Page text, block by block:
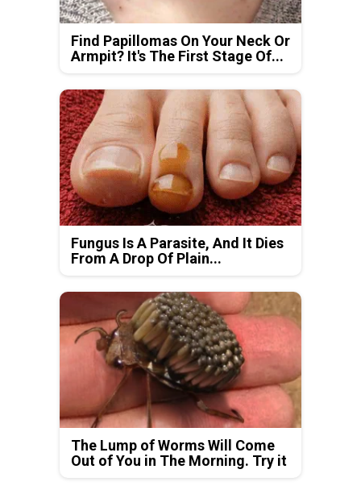
Find Papillomas On Your Neck Or
Armpit? It's The First Stage Of...
Fungus Is A Parasite, And It Dies
From A Drop Of Plain...
The Lump of Worms Will Come
Out of You in The Morning. Try it